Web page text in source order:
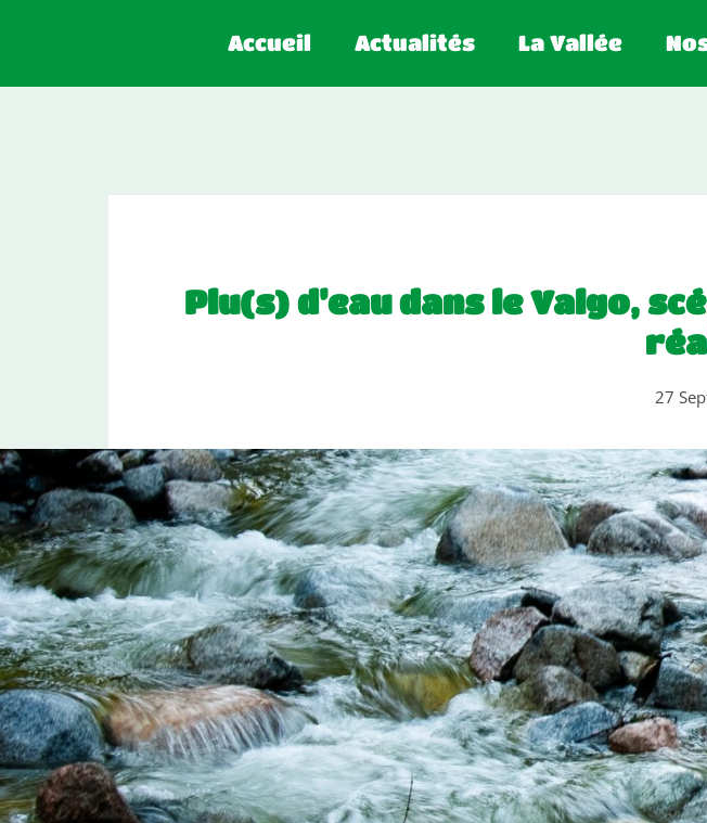
Accueil Actualités La Vallée
Plu(s) d’eau dans le Valgo,
27